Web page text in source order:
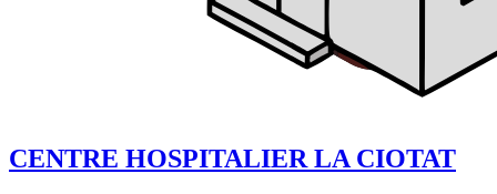
CENTRE HOSPITALIER LA CIOTAT